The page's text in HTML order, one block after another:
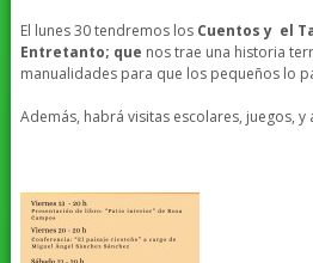
El lunes 30 tendremos los Cuentos y el
Entretanto; que nos trae una historia
manualidades para que los pequeños lo
Además, habrá visitas escolares, juegos,